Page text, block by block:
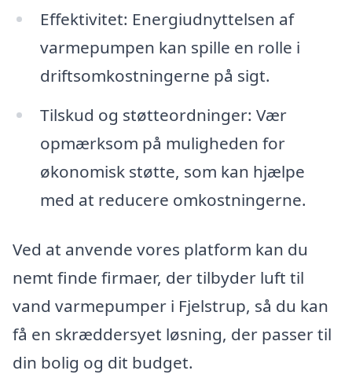
Effektivitet: Energiudnyttelsen af
varmepumpen kan spille en rolle i
driftsomkostningerne på sigt.
Tilskud og støtteordninger: Vær
opmærksom på muligheden for
økonomisk støtte, som kan hjælpe
med at reducere omkostningerne.
Ved at anvende vores platform kan du
nemt finde firmaer, der tilbyder luft til
vand varmepumper i Fjelstrup, så du kan
få en skræddersyet løsning, der passer til
din bolig og dit budget.